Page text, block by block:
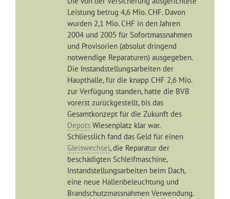
Leistung betrug 4,6 Mio. CHF. Davon
wurden 2,1 Mio. CHF in den Jahren
2004 und 2005 für Sofortmassnahmen
und Provisorien (absolut dringend
notwendige Reparaturen) ausgegeben.
Die Instandstellungsarbeiten der
Haupthalle, für die knapp CHF 2,6 Mio.
zur Verfügung standen, hatte die BVB
vorerst zurückgestellt, bis das
Gesamtkonzept für die Zukunft des
Depots Wiesenplatz klar war.
Schliesslich fand das Geld für einen
Gleiswechsel, die Reparatur der
beschädigten Schleifmaschine,
Instandstellungsarbeiten beim Dach,
eine neue Hallenbeleuchtung und
Brandschutzmassnahmen Verwendung.